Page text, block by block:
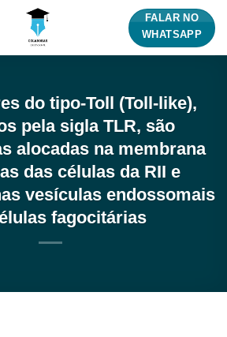
FALAR NO
WHATSAPP
do tipo-Toll (Toll-like),
pela sigla TLR, são
alocadas na membrana
das células da RII e
vesículas endossomais
fagocitárias